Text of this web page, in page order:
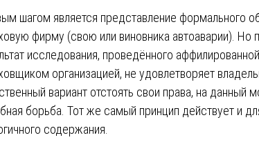
шагом является представление формального
фирму (свою или виновника автоаварии). Но
исследования, проведённого
организацией, не удовлетворяет
вариант отстоять свои права, на данный
борьба. Тот же самый принцип действует и
содержания.